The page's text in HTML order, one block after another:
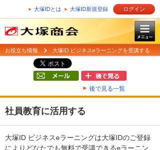
大塚IDとは 大塚ID新規登録 ログイン
お役立ち情報 大塚ID ビジネスeラーニングを受講する
後で見る一覧
社員教育に活用する
大塚ID ビジネスeラーニングは大塚IDのご登録
によりどなたでも無料で受講できるeラーニン